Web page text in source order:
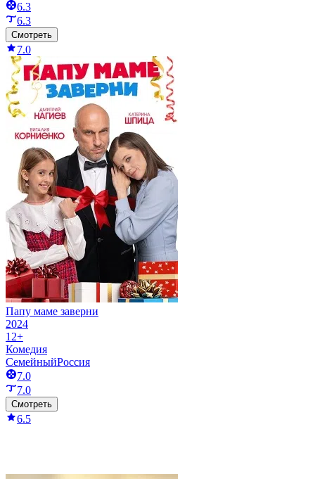
6.3
6.3
Смотреть
7.0
Папу маме заверни
2024
12+
Комедия
СемейныйРоссия
7.0
7.0
Смотреть
6.5